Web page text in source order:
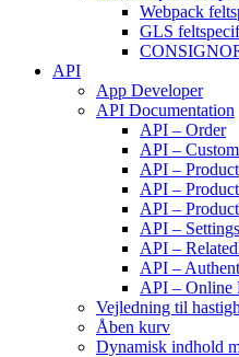
Webpack
GLS
API
App Developer
API Documentation
API – Order
API –
API – Product
API –
API –
API – Settings
API –
API –
API – Online
Vejledning til
Åben kurv
Dynamisk indhold